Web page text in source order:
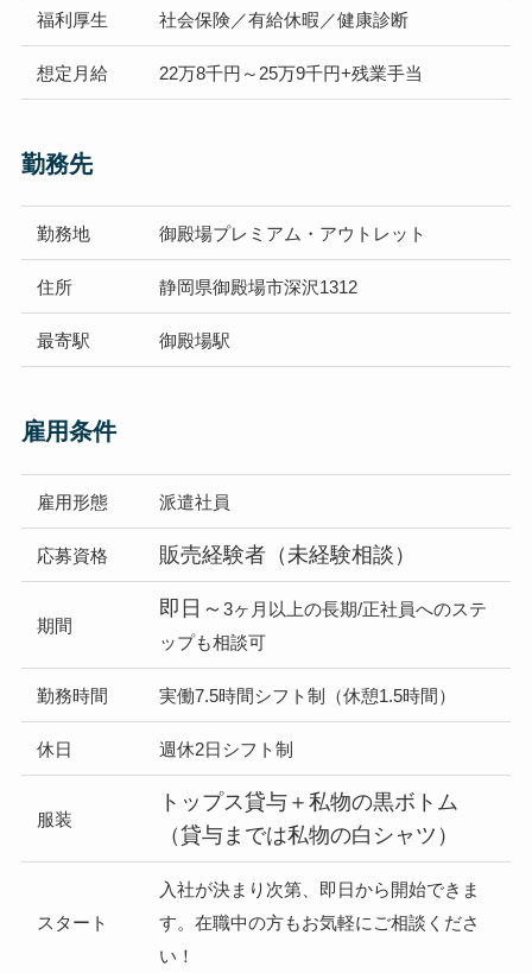
福利厚生 社会保険／有給休暇／健康診断
想定 月給 22万8千円～25万9千円+残業手当
勤務先
勤務地 御殿場プレミアム・アウトレット
住所 静岡県御殿場市深沢1312
最寄駅 御殿場駅
雇用条件
雇用形態 派遣社員
応募資格 販売経験者（未経験相談）
期間
即日～3ヶ月以上の長期/正社員へのステ
ップも相談可
勤務時間 実働7.5時間シフト制（休憩1.5時間）
休日 週休2日シフト制
服装
トップス貸与＋私物の黒ボトム
（貸与までは私物の白シャツ）
スタート
入社が決まり次第、即日から開始できま
す。在職中の方もお気軽にご相談くださ
い！